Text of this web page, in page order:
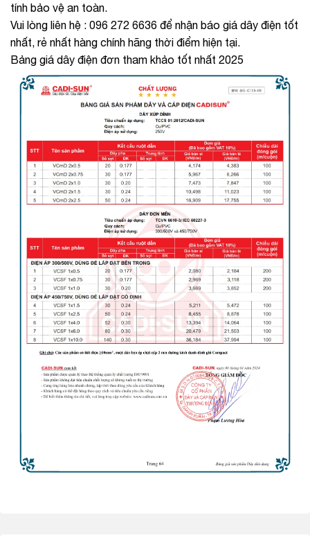
tính bảo vệ an toàn.
Vui lòng liên hệ : 096 272 6636 để nhận báo giá dây điện tốt
nhất, rẻ nhất hàng chính hãng thời điểm hiện tại.
Bảng giá dây điện đơn tham khảo tốt nhất 2025